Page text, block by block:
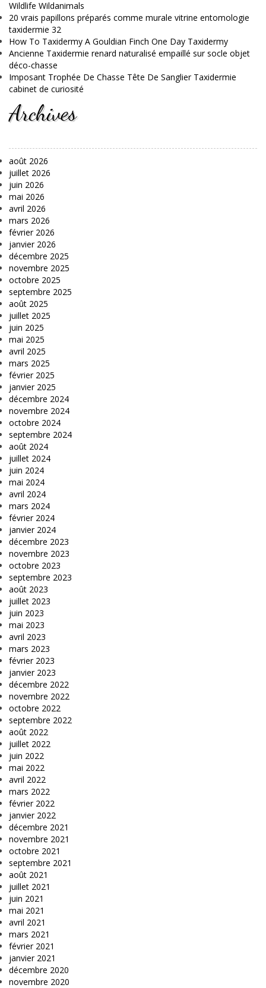
Wildlife Wildanimals
20 vrais papillons préparés comme murale vitrine entomologie
taxidermie 32
How To Taxidermy A Gouldian Finch One Day Taxidermy
Ancienne Taxidermie renard naturalisé empaillé sur socle objet
déco-chasse
Imposant Trophée De Chasse Tête De Sanglier Taxidermie
cabinet de curiosité
Archives
août 2026
juillet 2026
juin 2026
mai 2026
avril 2026
mars 2026
février 2026
janvier 2026
décembre 2025
novembre 2025
octobre 2025
septembre 2025
août 2025
juillet 2025
juin 2025
mai 2025
avril 2025
mars 2025
février 2025
janvier 2025
décembre 2024
novembre 2024
octobre 2024
septembre 2024
août 2024
juillet 2024
juin 2024
mai 2024
avril 2024
mars 2024
février 2024
janvier 2024
décembre 2023
novembre 2023
octobre 2023
septembre 2023
août 2023
juillet 2023
juin 2023
mai 2023
avril 2023
mars 2023
février 2023
janvier 2023
décembre 2022
novembre 2022
octobre 2022
septembre 2022
août 2022
juillet 2022
juin 2022
mai 2022
avril 2022
mars 2022
février 2022
janvier 2022
décembre 2021
novembre 2021
octobre 2021
septembre 2021
août 2021
juillet 2021
juin 2021
mai 2021
avril 2021
mars 2021
février 2021
janvier 2021
décembre 2020
novembre 2020